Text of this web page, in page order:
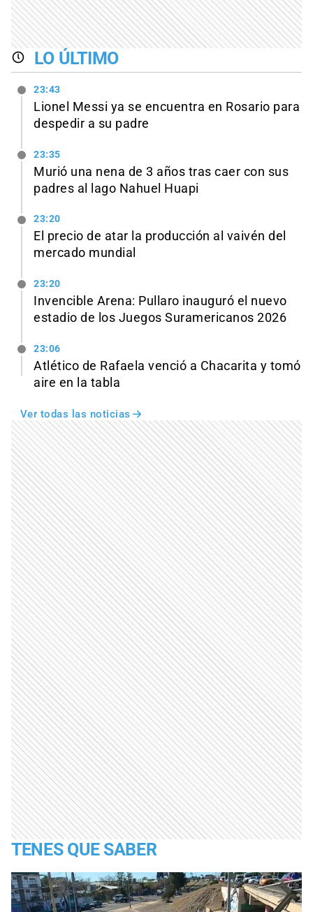
LO ÚLTIMO
23:43
Lionel Messi ya se encuentra en Rosario para
despedir a su padre
23:35
Murió una nena de 3 años tras caer con sus
padres al lago Nahuel Huapi
23:20
El precio de atar la producción al vaivén del
mercado mundial
23:20
Invencible Arena: Pullaro inauguró el nuevo
estadio de los Juegos Suramericanos 2026
23:06
Atlético de Rafaela venció a Chacarita y tomó
aire en la tabla
Ver todas las noticias
TENES QUE SABER